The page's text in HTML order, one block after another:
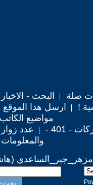
صلة البحث - الاخبار
! ارسل هذا
مواضيع
- 401 - عدد زوار
والمعلومات